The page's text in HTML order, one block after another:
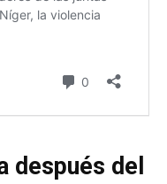
después del